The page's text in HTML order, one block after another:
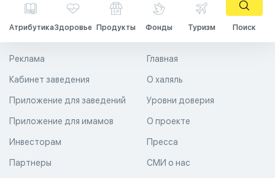
АтрибутикаЗдоровье Продукты Фонды Туризм Поиск
Главная
О халяль
Уровни доверия
Реклама
Кабинет заведения
Приложение для заведений
Приложение для имамов О проекте
Пресса
СМИ о нас
Инвесторам
Партнеры